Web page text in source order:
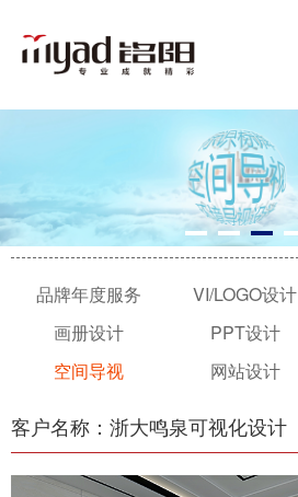
品牌年度服务 VI/LOGO设计
画册设计
PPT设计
空间导视
网站设计
客户名称：浙大鸣泉可视化设计